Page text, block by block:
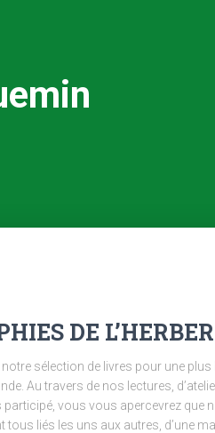
DE
notre sélection de livres pour une plus
Au travers de nos lectures,
vous vous apercevrez que
tous liés les uns aux autres, d’une